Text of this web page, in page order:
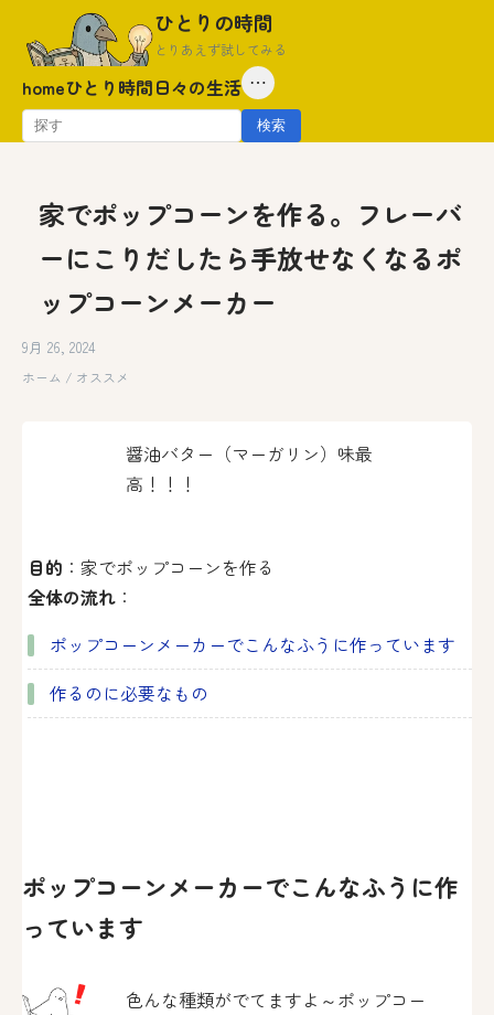
content
ひとりの時間
とりあえず試してみる
homeひとり時間日々の生活 ⋯
検
検索
家でポップコーンを作る。フレーバ
ーにこりだしたら手放せなくなるポ
ップコーンメーカー
9月 26, 2024
ホーム / オススメ
醤油バター（マーガリン）味最
高！！！
目的 ：家でポップコーンを作る
全体の流れ ：
ポップコーンメーカーでこんなふうに作っています
作るのに必要なもの
ポップコーンメーカーでこんなふうに作
っています
色んな種類がでてますよ～ポップコー